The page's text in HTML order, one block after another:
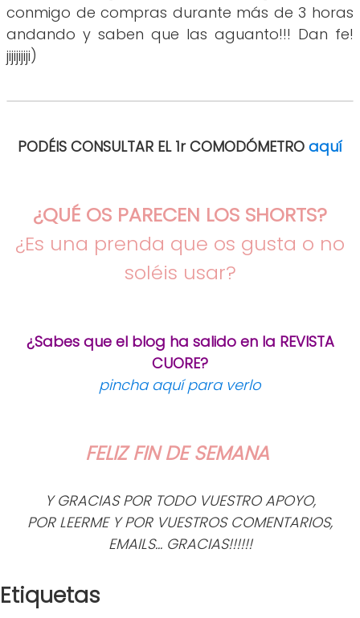
conmigo de compras durante más de 3 horas
andando y saben que las aguanto!!! Dan fe!
jijijijiji)
PODÉIS CONSULTAR EL 1r COMODÓMETRO aquí
¿QUÉ OS PARECEN LOS SHORTS?
¿Es una prenda que os gusta o no
soléis usar?
¿Sabes que el blog ha salido en la REVISTA
CUORE?
pincha aquí para verlo
FELIZ FIN DE SEMANA
Y GRACIAS POR TODO VUESTRO APOYO,
POR LEERME Y POR VUESTROS COMENTARIOS,
EMAILS... GRACIAS!!!!!!
Etiquetas